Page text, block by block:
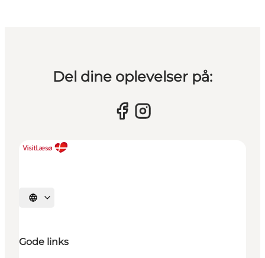
Del dine oplevelser på:
Vælg sprog
Gode links